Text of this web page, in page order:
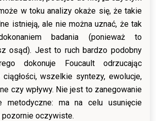
w toku analizy okaże się, że takie
istnieją, ale nie można uznać, że tak
badania (ponieważ to
osąd). Jest to ruch bardzo podobny
dokonuje Foucault odrzucając
wszelkie syntezy, ewolucje,
czy wpływy. Nie jest to zanegowanie
metodyczne: ma na celu usunięcie
oczywiste.